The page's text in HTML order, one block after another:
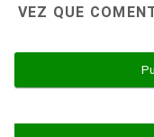
VEZ QUE